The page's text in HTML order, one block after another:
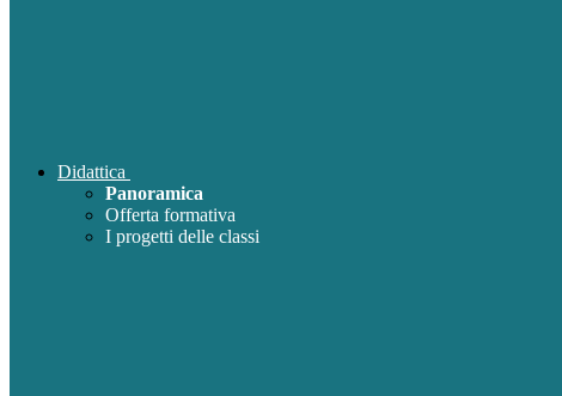
Didattica
Panoramica
Offerta formativa
I progetti delle classi